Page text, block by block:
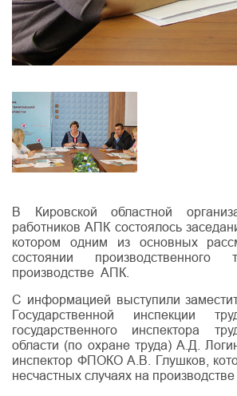
В Кировской областной
работников АПК состоялось
котором одним из основных
состоянии производственного
производстве АПК.
С информацией выступили
Государственной инспекции
государственного инспектора
области (по охране труда) А.Д.
инспектор ФПОКО А.В. Глушков,
несчастных случаях на